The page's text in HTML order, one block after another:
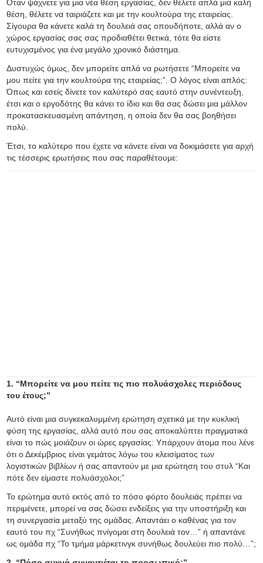
Όταν ψάχνετε για μια νέα θέση εργασίας, δεν θέλετε απλά μια καλή
θέση, θέλετε να ταιριάζετε και με την κουλτούρα της εταιρείας.
Σίγουρα θα κάνετε καλά τη δουλειά σας οπουδήποτε, αλλά αν ο
χώρος εργασίας σας σας προδιαθέτει θετικά, τότε θα είστε
ευτυχισμένος για ένα μεγάλο χρονικό διάστημα.
Δυστυχώς όμως, δεν μπορείτε απλά να ρωτήσετε “Μπορείτε να
μου πείτε για την κουλτούρα της εταιρείας;”. Ο λόγος είναι απλός:
Όπως και εσείς δίνετε τον καλύτερό σας εαυτό στην συνέντευξη,
έτσι και ο εργοδότης θα κάνει το ίδιο και θα σας δώσει μια μάλλον
προκατασκευασμένη απάντηση, η οποία δεν θα σας βοηθήσει
πολύ.
Έτσι, το καλύτερο που έχετε να κάνετε είναι να δοκιμάσετε για αρχή
τις τέσσερις ερωτήσεις που σας παραθέτουμε:
1. “Μπορείτε να μου πείτε τις πιο πολυάσχολες περιόδους
του έτους;”
Αυτό είναι μια συγκεκαλυμμένη ερώτηση σχετικά με την κυκλική
φύση της εργασίας, αλλά αυτό που σας αποκαλύπτει πραγματικά
είναι το πώς μοιάζουν οι ώρες εργασίας: Υπάρχουν άτομα που λένε
ότι ο Δεκέμβριος είναι γεμάτος λόγω του κλεισίματος των
λογιστικών βιβλίων ή σας απαντούν με μια ερώτηση του στυλ “Και
πότε δεν είμαστε πολυάσχολοι;”
Το ερώτημα αυτό εκτός από το πόσο φόρτο δουλειάς πρέπει να
περιμένετε, μπορεί να σας δώσει ενδείξεις για την υποστήριξη και
τη συνεργασία μεταξύ της ομάδας. Απαντάει ο καθένας για τον
εαυτό του πχ “Συνήθως πνίγομαι στη δουλειά τον…” ή απαντάνε
ως ομάδα πχ “Το τμήμα μάρκετινγκ συνήθως δουλεύει πιο πολύ…”;